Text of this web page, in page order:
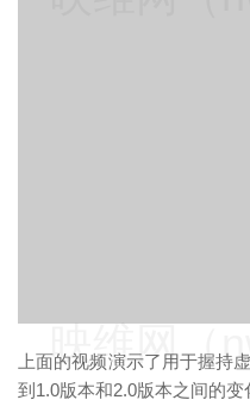
上面的视频演示了用于握持
到1.0版本和2.0版本之间的变
映维网（